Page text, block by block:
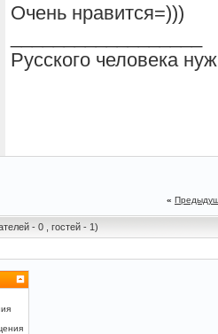
Очень нравится=)))
Русского человека
«
- 0 , гостей - 1)